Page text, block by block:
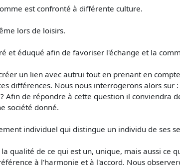
est confronté à différente culture.
lors de loisirs.
et éduqué afin de favoriser l'échange et la
un lien avec autrui tout en prenant en
différences. Nous nous interrogerons alors
Afin de répondre à cette question il conviendra
société donné.
individuel qui distingue un individu de ses
qualité de ce qui est un, unique, mais aussi ce
à l'harmonie et à l'accord. Nous